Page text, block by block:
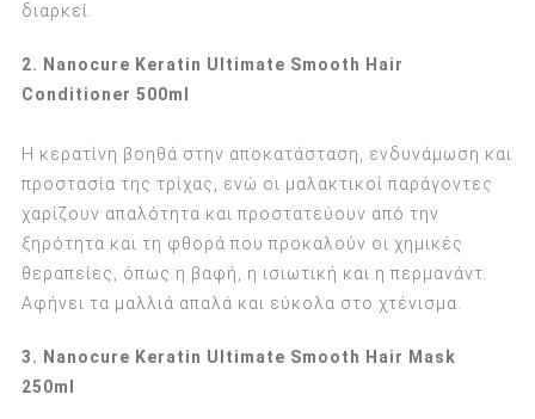
διαρκεί.
2. Nanocure Keratin Ultimate Smooth Hair
Conditioner 500ml
Η κερατίνη βοηθά στην αποκατάσταση, ενδυνάμωση και
προστασία της τρίχας, ενώ οι μαλακτικοί παράγοντες
χαρίζουν απαλότητα και προστατεύουν από την
ξηρότητα και τη φθορά που προκαλούν οι χημικές
θεραπείες, όπως η βαφή, η ισιωτική και η περμανάντ.
Αφήνει τα μαλλιά απαλά και εύκολα στο χτένισμα.
3. Nanocure Keratin Ultimate Smooth Hair Mask
250ml